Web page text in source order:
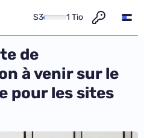
S3 1 Tio
de
à venir sur le
pour les sites